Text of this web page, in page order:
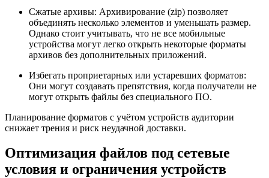
Сжатые архивы: Архивирование (zip) позволяет
объединять несколько элементов и уменьшать размер.
Однако стоит учитывать, что не все мобильные
устройства могут легко открыть некоторые форматы
архивов без дополнительных приложений.
Избегать проприетарных или устаревших форматов:
Они могут создавать препятствия, когда получатели не
могут открыть файлы без специального ПО.
Планирование форматов с учётом устройств аудитории
снижает трения и риск неудачной доставки.
Оптимизация файлов под сетевые
условия и ограничения устройств